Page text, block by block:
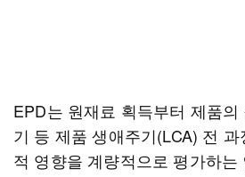
EPD는 원재료 획득부터 제품
기 등 제품 생애주기(LCA) 전
적 영향을 계량적으로 평가하는